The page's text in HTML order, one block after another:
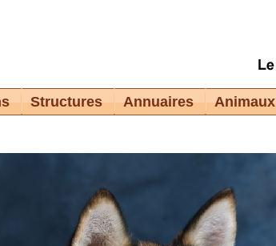
Structures Annuaires Animaux